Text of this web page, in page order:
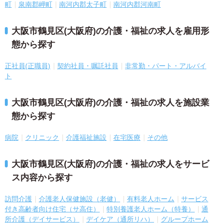
町
泉南郡岬町 南河内郡太子町 南河内郡河南町
大阪市鶴見区(大阪府)の介護・福祉の求人を雇用形
態から探す
正社員(正職員) 契約社員・嘱託社員
非常勤・パート・アルバイ
ト
大阪市鶴見区(大阪府)の介護・福祉の求人を施設業
態から探す
病院 クリニック 介護福祉施設 在宅医療 その他
大阪市鶴見区(大阪府)の介護・福祉の求人をサービ
ス内容から探す
訪問介護 介護老人保健施設（老健） 有料老人ホーム
サービス
付き高齢者向け住宅（サ高住）
特別養護老人ホーム（特養）
通
所介護（デイサービス）
デイケア（通所リハ）
グループホーム